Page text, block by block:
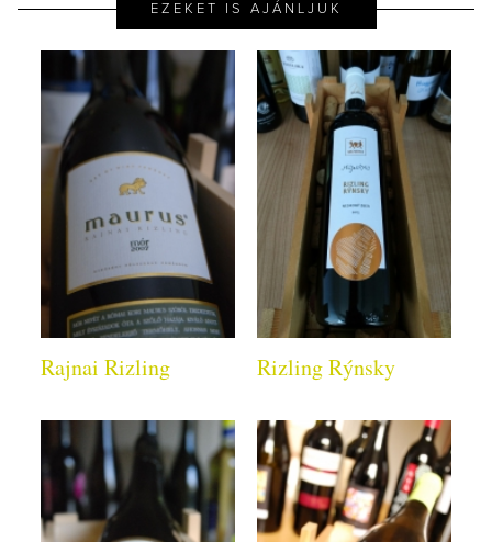
EZEKET IS AJÁNLJUK
Rajnai Rizling Rizling Rýnsky